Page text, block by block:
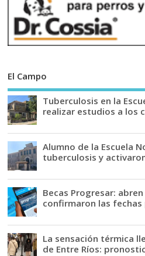
El Campo
Tuberculosis en la
realizar estudios a los
Alumno de la Escuela
tuberculosis y
Becas Progresar:
confirmaron las
La sensación térmica
de Entre Ríos: